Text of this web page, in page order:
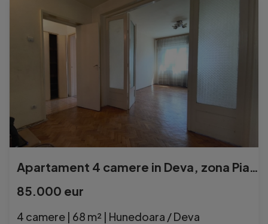
Apartament 4 camere in Deva, zona Piata Centrala
85.000 eur
4 camere | 68 m² | Hunedoara / Deva